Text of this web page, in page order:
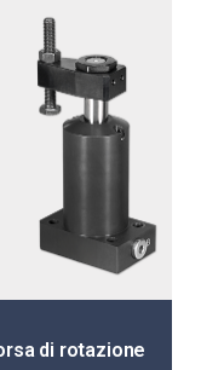
di rotazione